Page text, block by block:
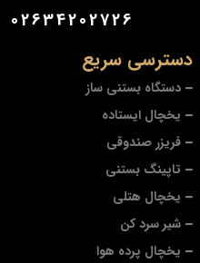
دسترسی سریع
دستگاه بستنی ساز
یخچال ایستاده
فریزر صندوقی
تاپینگ بستنی
یخچال هتلی
شیر سرد کن
یخچال پرده هوا
02634202726